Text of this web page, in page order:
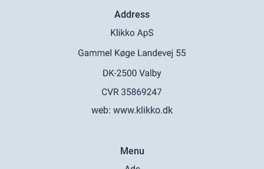
Address
web: www.klikko.dk
Menu